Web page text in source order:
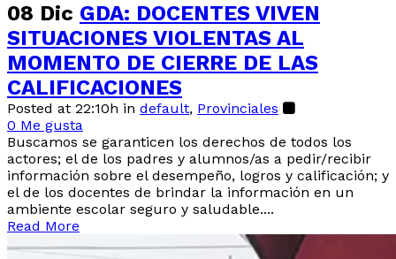
08 Dic GDA: DOCENTES VIVEN
SITUACIONES VIOLENTAS AL
MOMENTO DE CIERRE DE LAS
CALIFICACIONES
Posted at 22:10h in default, Provinciales
0 Me gusta
Buscamos se garanticen los derechos de todos los
actores; el de los padres y alumnos/as a pedir/recibir
información sobre el desempeño, logros y calificación; y
el de los docentes de brindar la información en un
ambiente escolar seguro y saludable....
Read More